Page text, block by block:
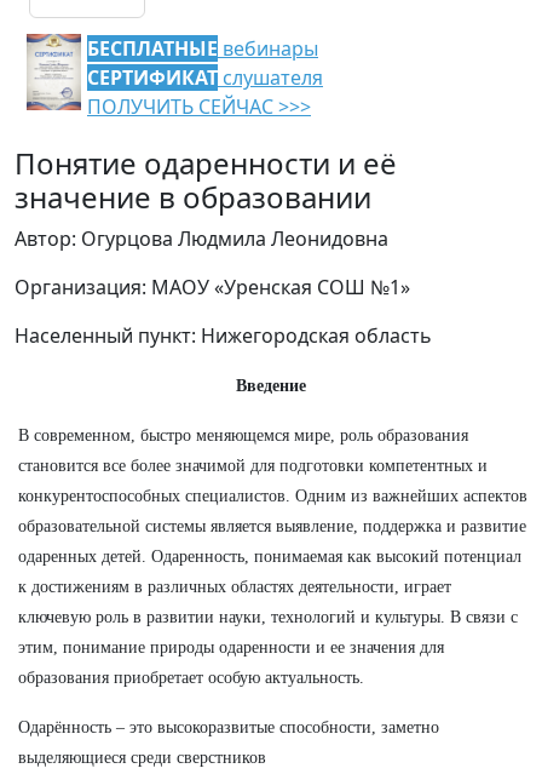
БЕСПЛАТНЫЕ вебинары
СЕРТИФИКАТ слушателя
ПОЛУЧИТЬ СЕЙЧАС >>>
Понятие одаренности и её
значение в образовании
Автор: Огурцова Людмила Леонидовна
Организация: МАОУ «Уренская СОШ №1»
Населенный пункт: Нижегородская область
Введение
В современном, быстро меняющемся мире, роль образования
становится все более значимой для подготовки компетентных и
конкурентоспособных специалистов. Одним из важнейших аспектов
образовательной системы является выявление, поддержка и развитие
одаренных детей. Одаренность, понимаемая как высокий потенциал
к достижениям в различных областях деятельности, играет
ключевую роль в развитии науки, технологий и культуры. В связи с
этим, понимание природы одаренности и ее значения для
образования приобретает особую актуальность.
Одарённость – это высокоразвитые способности, заметно
выделяющиеся среди сверстников